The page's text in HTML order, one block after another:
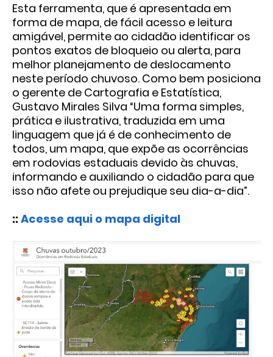
Esta ferramenta, que é apresentada em
forma de mapa, de fácil acesso e leitura
amigável, permite ao cidadão identificar os
pontos exatos de bloqueio ou alerta, para
melhor planejamento de deslocamento
neste período chuvoso. Como bem posiciona
o gerente de Cartografia e Estatística,
Gustavo Mirales Silva “Uma forma simples,
prática e ilustrativa, traduzida em uma
linguagem que já é de conhecimento de
todos, um mapa, que expõe as ocorrências
em rodovias estaduais devido às chuvas,
informando e auxiliando o cidadão para que
isso não afete ou prejudique seu dia-a-dia”.
::Acesse aqui o mapa digital